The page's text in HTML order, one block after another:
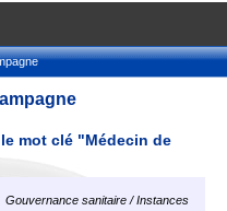
mot clé "Médecin de
Gouvernance sanitaire / Instances